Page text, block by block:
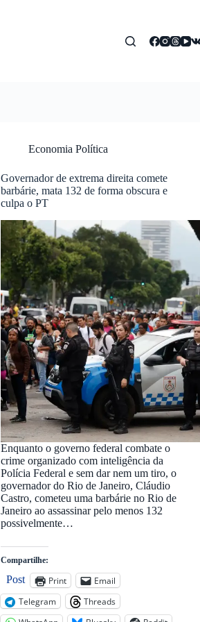
Economia Política
Governador de extrema direita comete
barbárie, mata 132 de forma obscura e
culpa o PT
Enquanto o governo federal combate o
crime organizado com inteligência da
Polícia Federal e sem dar nem um tiro, o
governador do Rio de Janeiro, Cláudio
Castro, cometeu uma barbárie no Rio de
Janeiro ao assassinar pelo menos 132
possivelmente…
Compartilhe:
Post Print
Email
Telegram
Threads